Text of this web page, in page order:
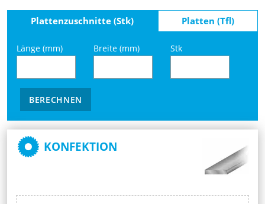
Plattenzuschnitte (Stk) Platten (Tfl)
Länge (mm) Breite (mm) Stk
BERECHNEN
KONFEKTION